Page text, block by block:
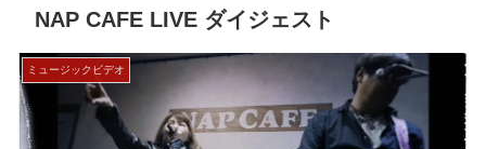
NAP CAFE LIVE ダイジェスト
ミュージックビデオ